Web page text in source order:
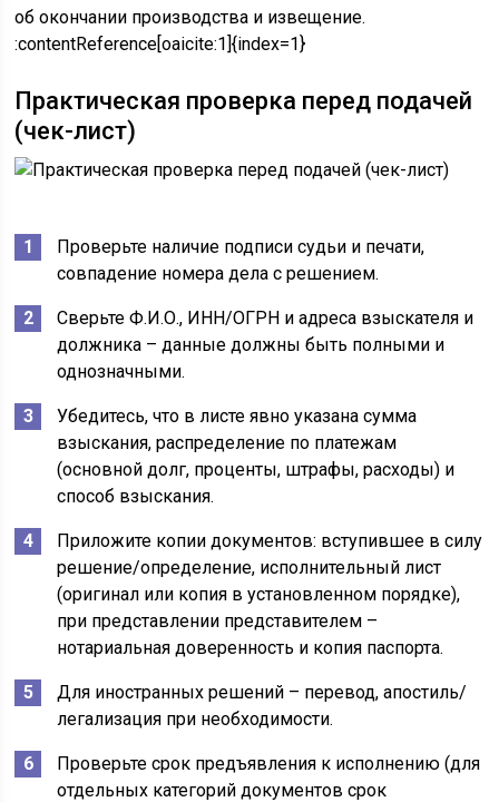
об окончании производства и извещение.
:contentReference[oaicite:1]{index=1}
Практическая проверка перед подачей
(чек-лист)
Проверьте наличие подписи судьи и печати,
совпадение номера дела с решением.
Сверьте Ф.И.О., ИНН/ОГРН и адреса взыскателя и
должника – данные должны быть полными и
однозначными.
Убедитесь, что в листе явно указана сумма
взыскания, распределение по платежам
(основной долг, проценты, штрафы, расходы) и
способ взыскания.
Приложите копии документов: вступившее в силу
решение/определение, исполнительный лист
(оригинал или копия в установленном порядке),
при представлении представителем –
нотариальная доверенность и копия паспорта.
Для иностранных решений – перевод, апостиль/
легализация при необходимости.
Проверьте срок предъявления к исполнению (для
отдельных категорий документов срок